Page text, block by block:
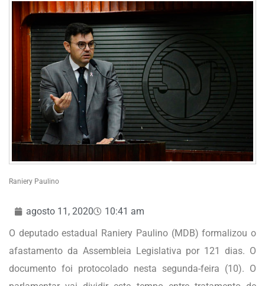
Raniery Paulino
agosto 11, 2020
10:41 am
O deputado estadual Raniery Paulino (MDB) formalizou o
afastamento da Assembleia Legislativa por 121 dias. O
documento foi protocolado nesta segunda-feira (10). O